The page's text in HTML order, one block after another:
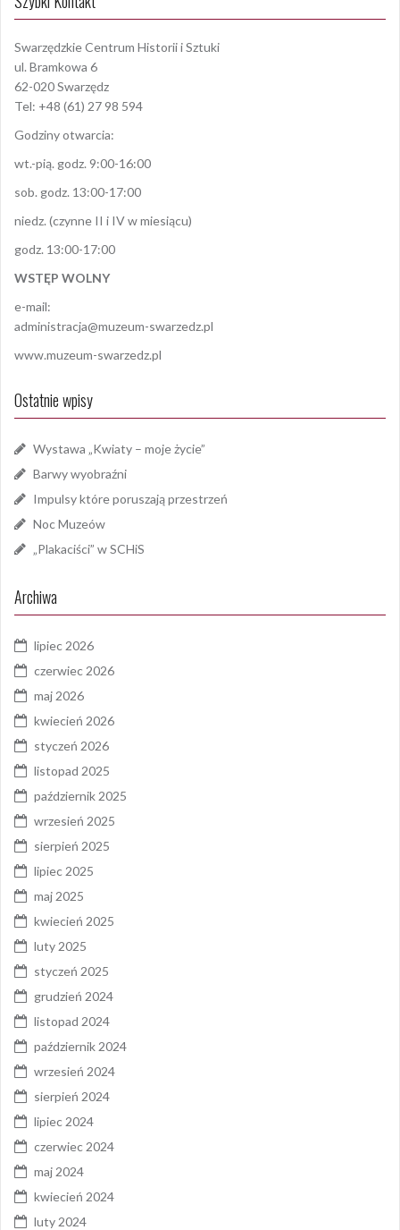
Swarzędzkie Centrum Historii i Sztuki
ul. Bramkowa 6
62-020 Swarzędz
Tel: +48 (61) 27 98 594
Godziny otwarcia:
wt.-pią. godz. 9:00-16:00
sob. godz. 13:00-17:00
niedz. (czynne II i IV w miesiącu)
godz. 13:00-17:00
WSTĘP WOLNY
e-mail:
administracja@muzeum-swarzedz.pl
www.muzeum-swarzedz.pl
Ostatnie wpisy
Wystawa „Kwiaty – moje życie”
Barwy wyobraźni
Impulsy które poruszają przestrzeń
Noc Muzeów
„Plakaciści” w SCHiS
Archiwa
lipiec 2026
czerwiec 2026
maj 2026
kwiecień 2026
styczeń 2026
listopad 2025
październik 2025
wrzesień 2025
sierpień 2025
lipiec 2025
maj 2025
kwiecień 2025
luty 2025
styczeń 2025
grudzień 2024
listopad 2024
październik 2024
wrzesień 2024
sierpień 2024
lipiec 2024
czerwiec 2024
maj 2024
kwiecień 2024
luty 2024